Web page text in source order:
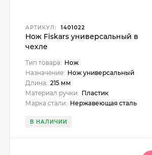
АРТИКУЛ: 1401022
Нож Fiskars универсальный в
чехле
Тип товара: Нож
Назначение: Нож универсальный
Длина: 215 мм
Материал ручки: Пластик
Марка стали: Нержавеющая сталь
В НАЛИЧИИ